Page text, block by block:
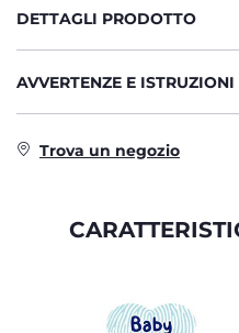
DETTAGLI PRODOTTO
AVVERTENZE E ISTRUZIONI
Trova un negozio